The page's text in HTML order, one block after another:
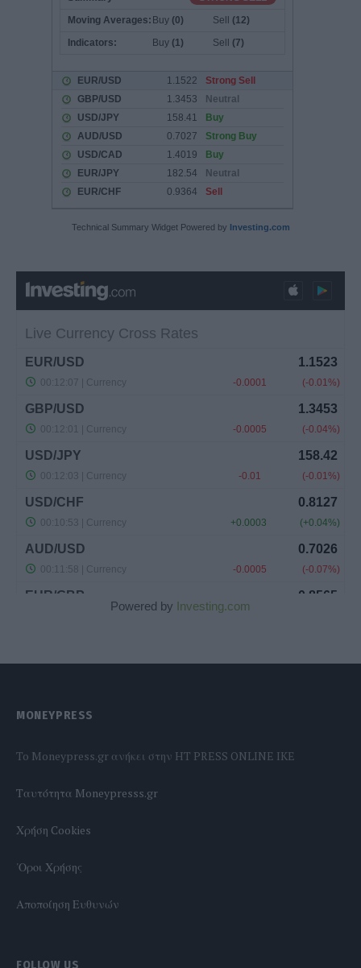
Technical Summary Widget Powered by Investing.com
Powered by Investing.com
MONEYPRESS
To Moneypress.gr ανήκει στην HT PRESS ONLINE IKE
Tαυτότητα Moneypresss.gr
Χρήση Cookies
'Οροι Χρήσης
Αποποίηση Ευθυνών
FOLLOW US